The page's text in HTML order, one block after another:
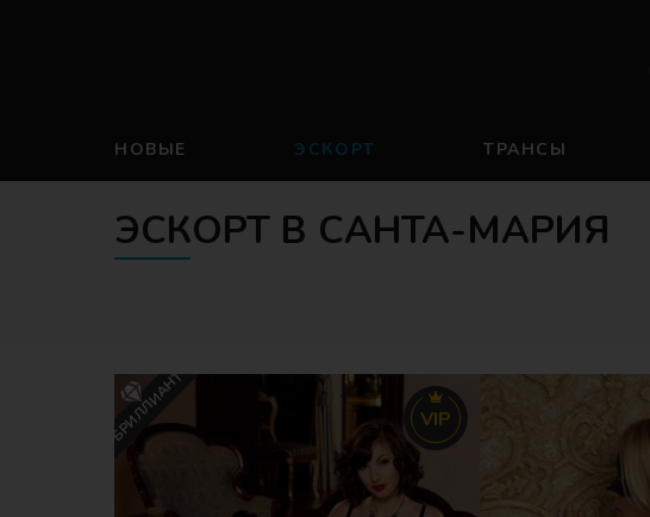
НОВЫЕ ЭСКОРТ ТРАНСЫ
ЭСКОРТ В САНТА-МАРИЯ
VIP
БРИЛЛИАНТ